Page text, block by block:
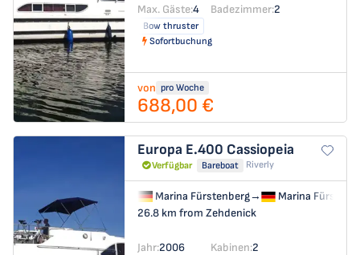
Max. Gäste:4 Badezimmer:2
Bow thruster
Sofortbuchung
von pro Woche
688,00 €
Europa E.400 Cassiopeia
Verfügbar Bareboat Riverly
Marina Fürstenberg→
Marina
26.8 km from Zehdenick
Jahr:2006 Kabinen:2